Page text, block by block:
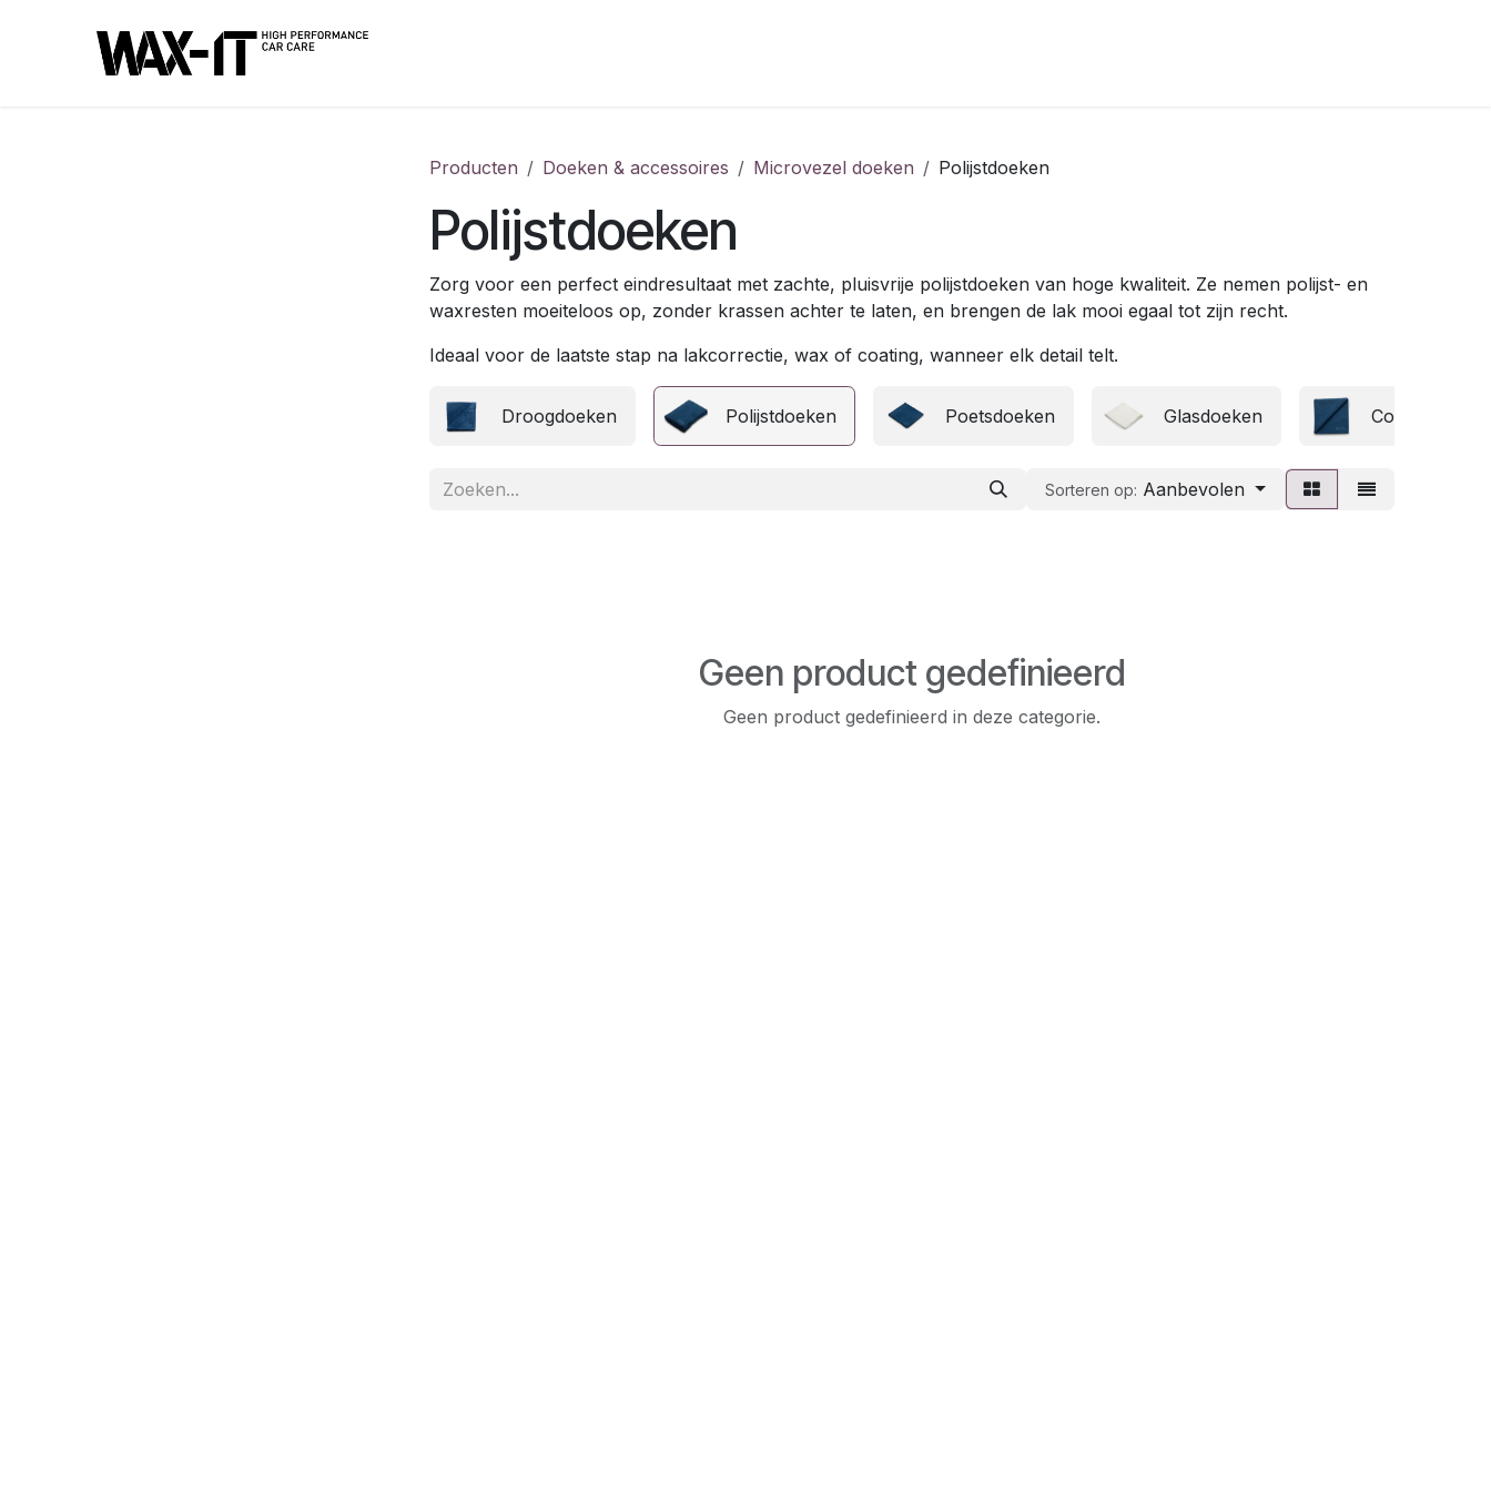
Producten Doeken & accessoires Microvezel doeken Polijstdoeken
Polijstdoeken
Zorg voor een perfect eindresultaat met zachte, pluisvrije polijstdoeken van hoge kwaliteit. Ze nemen polijst- en
waxresten moeiteloos op, zonder krassen achter te laten, en brengen de lak mooi egaal tot zijn recht.
Ideaal voor de laatste stap na lakcorrectie, wax of coating, wanneer elk detail telt.
Droogdoeken Polijstdoeken Poetsdoeken Glasdoeken
Sorteren op: Aanbevolen
Geen product gedefinieerd
Geen product gedefinieerd in deze categorie.